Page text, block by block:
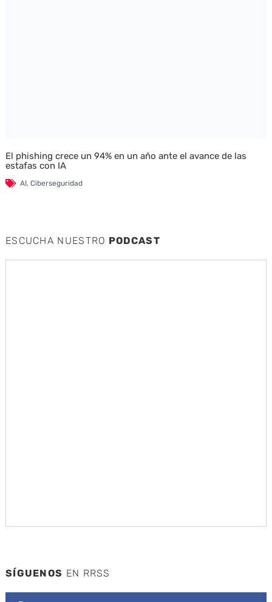
El phishing crece un 94% en un año ante el avance de las
estafas con IA
AI, Ciberseguridad
ESCUCHA NUESTRO PODCAST
SÍGUENOS EN RRSS